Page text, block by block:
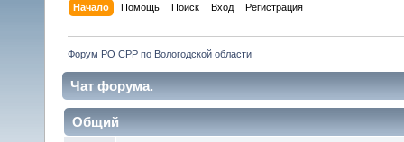
Начало Помощь Поиск Вход Регистрация
Форум РО СРР по Вологодской области
Чат форума.
Общий